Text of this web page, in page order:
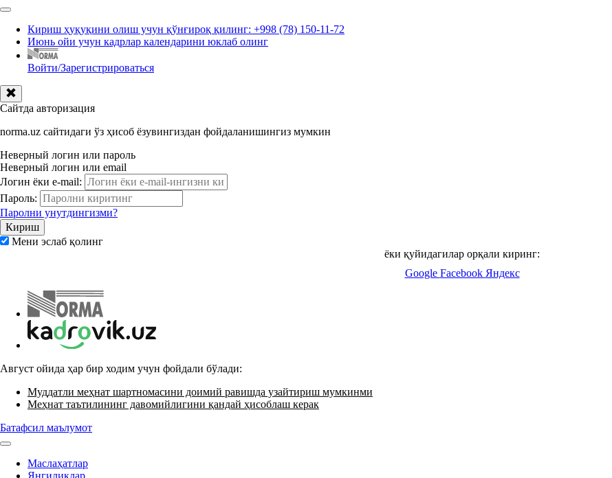
Кириш ҳуқуқини олиш учун қўнғироқ қилинг: +998 (78) 150-11-72
Июнь ойи учун кадрлар календарини юклаб олинг
Войти/Зарегистрироваться
Сайтда авторизация
norma.uz сайтидаги ўз ҳисоб ёзувингиздан фойдаланишингиз мумкин
Неверный логин или пароль
Неверный логин или email
Логин ёки e-mail:
Пароль:
Паролни унутдингизми?
Мени эслаб қолинг
ёки қуйидагилар орқали киринг:
Google Facebook Яндекс
Август ойида ҳар бир ходим учун фойдали бўлади:
Муддатли меҳнат шартномасини доимий равишда узайтириш мумкинми
Меҳнат таътилининг давомийлигини қандай ҳисоблаш керак
Батафсил маълумот
Маслаҳатлар